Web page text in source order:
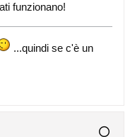
funzionano!
...quindi se c'è un